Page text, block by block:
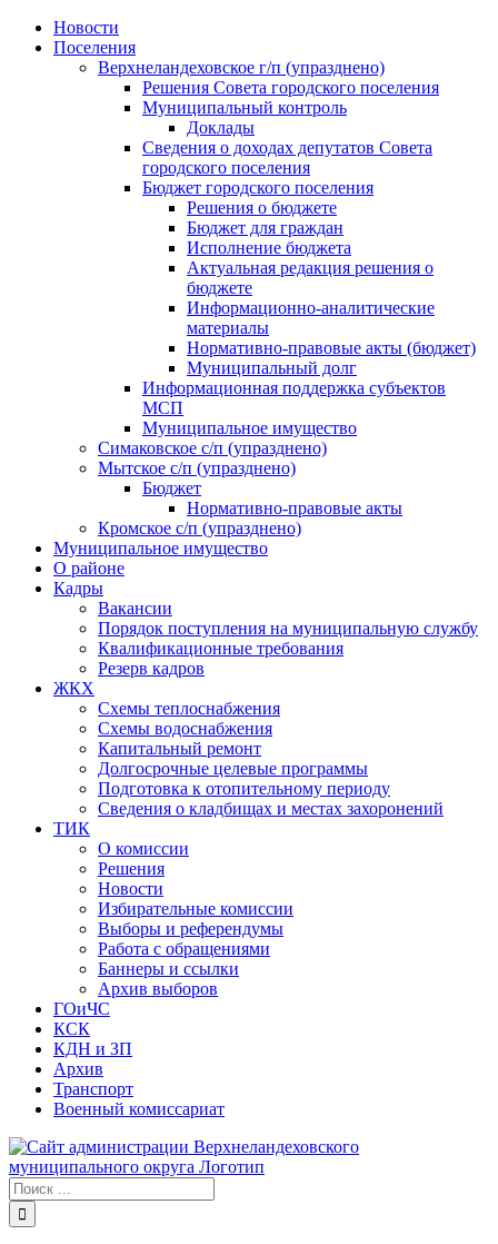
Skip
Новости
Поселения
Верхнеландеховское г/п (упразднено)
Решения Совета городского поселения
Муниципальный контроль
Доклады
Сведения о доходах депутатов Совета
городского поселения
Бюджет городского поселения
Решения о бюджете
Бюджет для граждан
Исполнение бюджета
Актуальная редакция решения о
бюджете
Информационно-аналитические
материалы
Нормативно-правовые акты (бюджет)
Муниципальный долг
Информационная поддержка субъектов
МСП
Муниципальное имущество
Симаковское с/п (упразднено)
Мытское с/п (упразднено)
Бюджет
Нормативно-правовые акты
Кромское с/п (упразднено)
Муниципальное имущество
О районе
Кадры
Вакансии
Порядок поступления на муниципальную службу
Квалификационные требования
Резерв кадров
ЖКХ
Схемы теплоснабжения
Схемы водоснабжения
Капитальный ремонт
Долгосрочные целевые программы
Подготовка к отопительному периоду
Сведения о кладбищах и местах захоронений
ТИК
О комиссии
Решения
Новости
Избирательные комиссии
Выборы и референдумы
Работа с обращениями
Баннеры и ссылки
Архив выборов
ГОиЧС
КСК
КДН и ЗП
Архив
Транспорт
Военный комиссариат
Результат
поиска: